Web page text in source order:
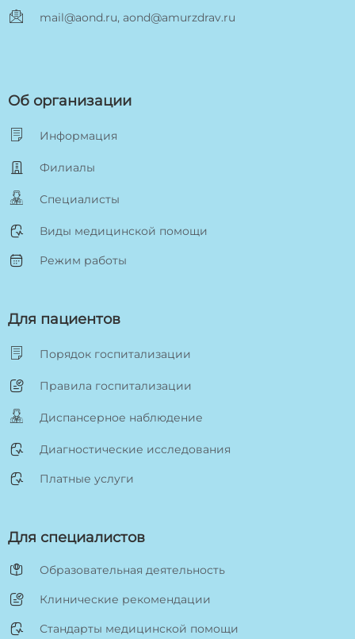
mail@aond.ru, aond@amurzdrav.ru
Об организации
Информация
Филиалы
Специалисты
Виды медицинской помощи
Режим работы
Для пациентов
Порядок госпитализации
Правила госпитализации
Диспансерное наблюдение
Диагностические исследования
Платные услуги
Для специалистов
Образовательная деятельность
Клинические рекомендации
Стандарты медицинской помощи